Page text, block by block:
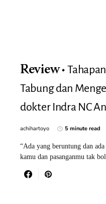
Review
Tabung dan
dokter Indra NC
achihartoyo 5 minute read
“Ada yang beruntung dan
kamu dan pasanganmu tak